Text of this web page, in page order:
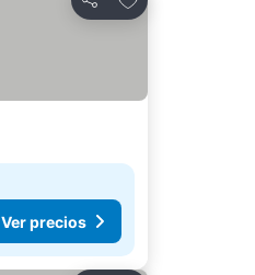
Compartir
Ver precios